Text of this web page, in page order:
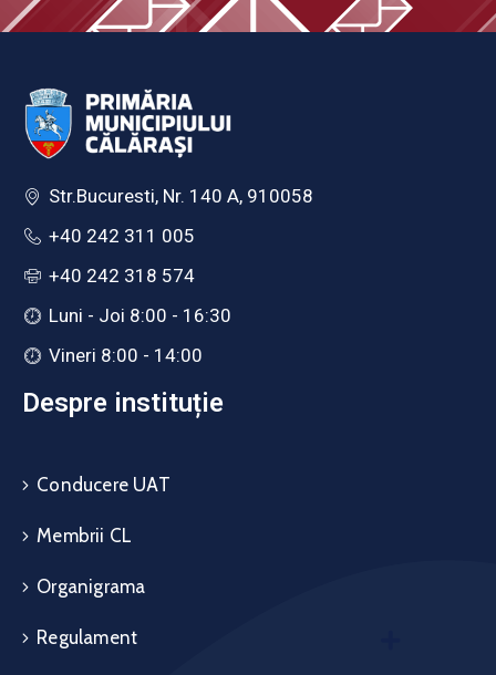
Str.Bucuresti, Nr. 140 A, 910058
+40 242 311 005
+40 242 318 574
Luni - Joi 8:00 - 16:30
Vineri 8:00 - 14:00
Despre instituție
Conducere UAT
Membrii CL
Organigrama
Regulament